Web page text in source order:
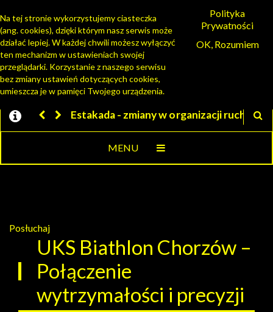
PORTAL MIESZKAŃCA
Estakada - zmiany w organizacji ruchuJesteśmy w EZD
MENU
Posłuchaj
UKS Biathlon Chorzów –
Połączenie
wytrzymałości i precyzji
Polityka
Prywatności
OK, Rozumiem
Na tej stronie wykorzystujemy ciasteczka
(ang. cookies), dzięki którym nasz serwis może
działać lepiej. W każdej chwili możesz wyłączyć
ten mechanizm w ustawieniach swojej
przeglądarki. Korzystanie z naszego serwisu
bez zmiany ustawień dotyczących cookies,
umieszcza je w pamięci Twojego urządzenia.